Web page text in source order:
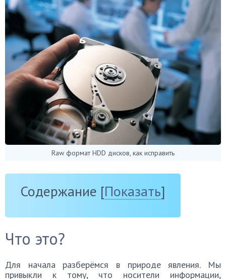
Raw формат HDD дисков, как исправить
Содержание [Показать]
Что это?
Для начала разберёмся в природе явления. Мы
привыкли к тому, что носители информации,